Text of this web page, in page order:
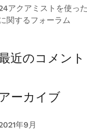
アクアミストを使っ
関するフォーラム
近のコメント
ーカイブ
年9月